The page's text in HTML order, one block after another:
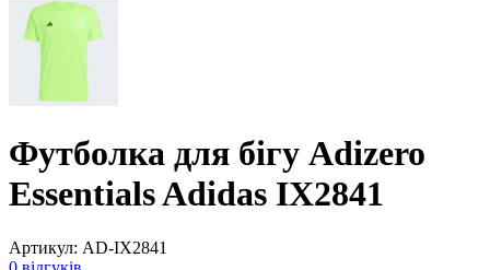
Футболка для бігу Adizero
Essentials Adidas IX2841
Артикул: AD-IX2841